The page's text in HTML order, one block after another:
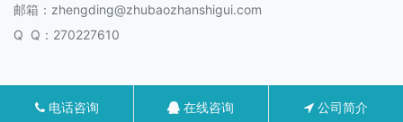
邮箱：zhengding@zhubaozhanshigui.com
Q Q：270227610
电话咨询 在线咨询 公司简介